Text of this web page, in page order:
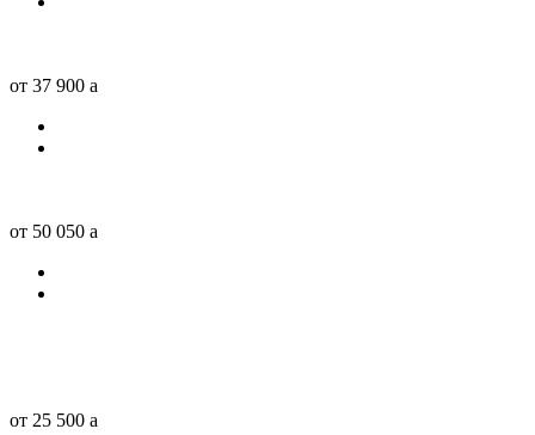
от 37 900 a
от 50 050 a
от 25 500 a